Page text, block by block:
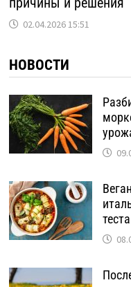
02.04.2026 15:51
НОВОСТИ
теста